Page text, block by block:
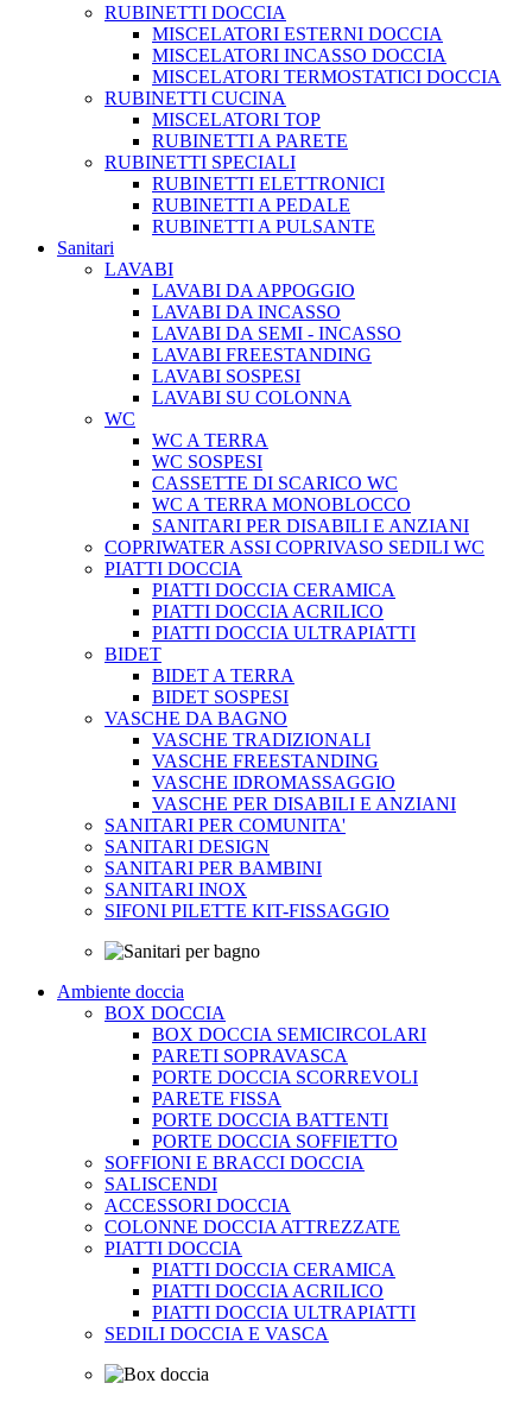
RUBINETTI DOCCIA
MISCELATORI ESTERNI DOCCIA
MISCELATORI INCASSO DOCCIA
MISCELATORI TERMOSTATICI DOCCIA
RUBINETTI CUCINA
MISCELATORI TOP
RUBINETTI A PARETE
RUBINETTI SPECIALI
RUBINETTI ELETTRONICI
RUBINETTI A PEDALE
RUBINETTI A PULSANTE
Sanitari
LAVABI
LAVABI DA APPOGGIO
LAVABI DA INCASSO
LAVABI DA SEMI - INCASSO
LAVABI FREESTANDING
LAVABI SOSPESI
LAVABI SU COLONNA
WC
WC A TERRA
WC SOSPESI
CASSETTE DI SCARICO WC
WC A TERRA MONOBLOCCO
SANITARI PER DISABILI E ANZIANI
COPRIWATER ASSI COPRIVASO SEDILI WC
PIATTI DOCCIA
PIATTI DOCCIA CERAMICA
PIATTI DOCCIA ACRILICO
PIATTI DOCCIA ULTRAPIATTI
BIDET
BIDET A TERRA
BIDET SOSPESI
VASCHE DA BAGNO
VASCHE TRADIZIONALI
VASCHE FREESTANDING
VASCHE IDROMASSAGGIO
VASCHE PER DISABILI E ANZIANI
SANITARI PER COMUNITA'
SANITARI DESIGN
SANITARI PER BAMBINI
SANITARI INOX
SIFONI PILETTE KIT-FISSAGGIO
Ambiente doccia
BOX DOCCIA
BOX DOCCIA SEMICIRCOLARI
PARETI SOPRAVASCA
PORTE DOCCIA SCORREVOLI
PARETE FISSA
PORTE DOCCIA BATTENTI
PORTE DOCCIA SOFFIETTO
SOFFIONI E BRACCI DOCCIA
SALISCENDI
ACCESSORI DOCCIA
COLONNE DOCCIA ATTREZZATE
PIATTI DOCCIA
PIATTI DOCCIA CERAMICA
PIATTI DOCCIA ACRILICO
PIATTI DOCCIA ULTRAPIATTI
SEDILI DOCCIA E VASCA